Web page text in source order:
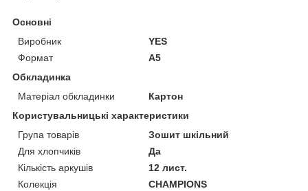
Основні
Виробник
YES
Формат
A5
Обкладинка
Матеріал обкладинки
Картон
Користувальницькі характеристики
Група товарів
Зошит шкільний
Для хлопчиків
Да
Кількість аркушів
12 лист.
Колекція
CHAMPIONS